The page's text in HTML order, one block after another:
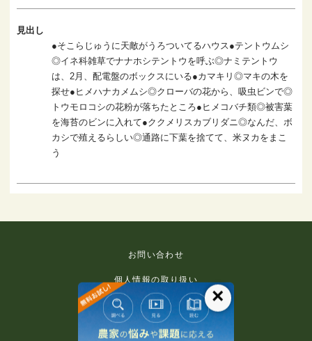
見出し
●そこらじゅうに天敵がうろついてるハウス●テントウムシ
◎イネ科雑草でナナホシテントウを呼ぶ◎ナミテントウ
は、2月、配電盤のボックスにいる●カマキリ◎マキの木を
探せ●ヒメハナカメムシ◎クローバの花から、吸虫ビンで◎
トウモロコシの花粉が落ちたところ●ヒメコバチ類◎被害葉
を海苔のビンに入れて●ククメリスカブリダニ◎なんだ、ボ
カシで殖えるらしい◎通路に下葉を捨てて、米ヌカをまこ
う
お問い合わせ
個人情報の取り扱い
免責事項
利用規約
×